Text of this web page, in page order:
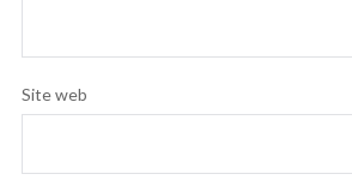
Site web